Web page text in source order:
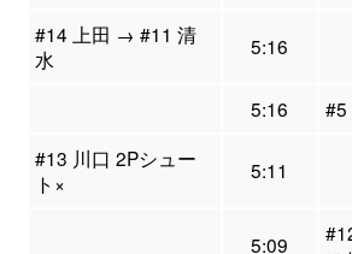
#14 上田 → #11 清
水
5:16
5:16
#13 川口 2Pシュー
ト×
5:11
5:09